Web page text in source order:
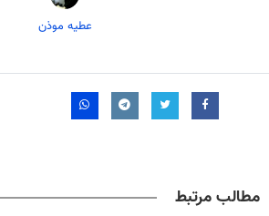
عطیه موذن
مطالب مرتبط